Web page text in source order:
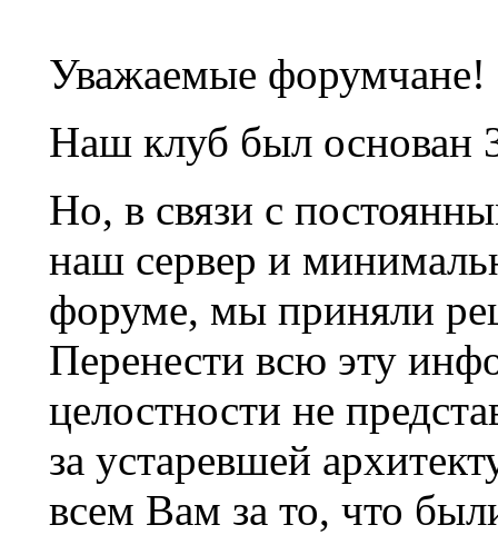
Уважаемые форумчане!
Наш клуб был основан
Но, в связи с
наш сервер и
форуме, мы приняли
Перенести всю эту
целостности не
за устаревшей
всем Вам за то, что